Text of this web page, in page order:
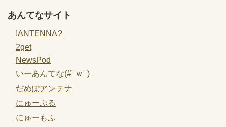
あんてなサイト
!ANTENNA?
2get
NewsPod
いーあんてな(#ﾟｗﾟ)
だめぽアンテナ
にゅーぷる
にゅーもふ